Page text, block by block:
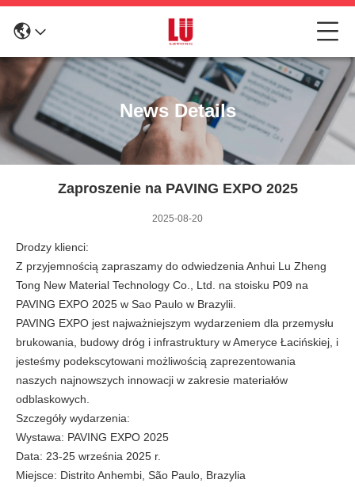
News Details
Zaproszenie na PAVING EXPO 2025
2025-08-20
Drodzy klienci:
Z przyjemnością zapraszamy do odwiedzenia Anhui Lu Zheng
Tong New Material Technology Co., Ltd. na stoisku P09 na
PAVING EXPO 2025 w Sao Paulo w Brazylii.
PAVING EXPO jest najważniejszym wydarzeniem dla przemysłu
brukowania, budowy dróg i infrastruktury w Ameryce Łacińskiej, i
jesteśmy podekscytowani możliwością zaprezentowania
naszych najnowszych innowacji w zakresie materiałów
odblaskowych.
Szczegóły wydarzenia:
Wystawa: PAVING EXPO 2025
Data: 23-25 września 2025 r.
Miejsce: Distrito Anhembi, São Paulo, Brazylia